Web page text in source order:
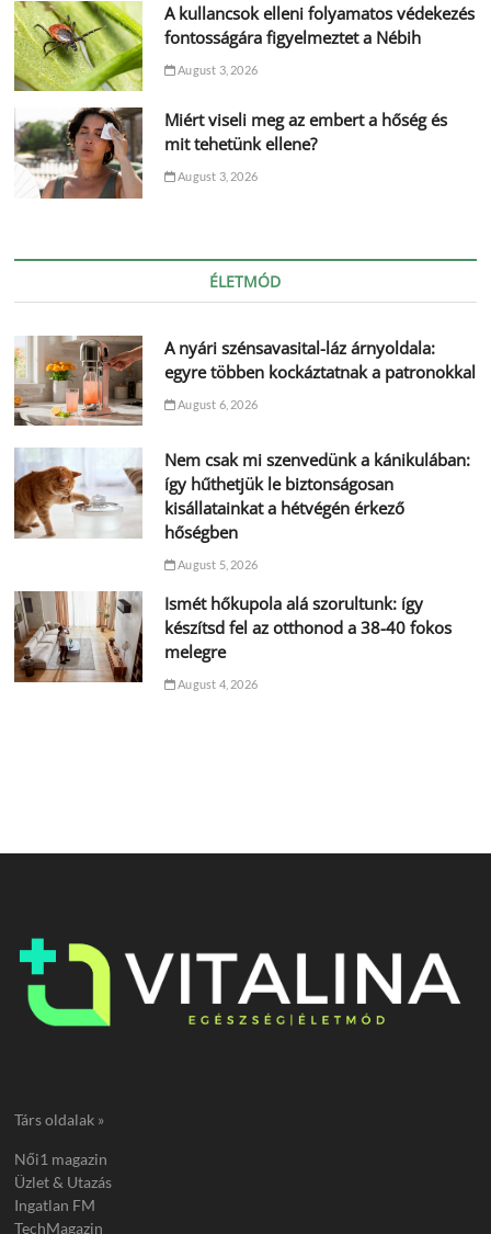
A kullancsok elleni folyamatos védekezés
fontosságára figyelmeztet a Nébih
August 3, 2026
Miért viseli meg az embert a hőség és
mit tehetünk ellene?
August 3, 2026
ÉLETMÓD
A nyári szénsavasital-láz árnyoldala:
egyre többen kockáztatnak a patronokkal
August 6, 2026
Nem csak mi szenvedünk a kánikulában:
így hűthetjük le biztonságosan
kisállatainkat a hétvégén érkező
hőségben
August 5, 2026
Ismét hőkupola alá szorultunk: így
készítsd fel az otthonod a 38-40 fokos
melegre
August 4, 2026
Társ oldalak »
Női1 magazin
Üzlet & Utazás
Ingatlan FM
TechMagazin